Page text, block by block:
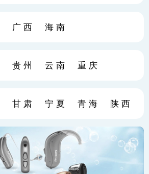
广西 海南
贵州 云南 重庆
甘肃 宁夏 青海 陕西